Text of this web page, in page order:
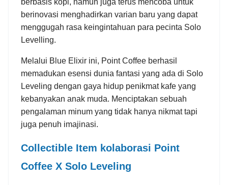
berbasis kopi, namun juga terus mencoba untuk
berinovasi menghadirkan varian baru yang dapat
menggugah rasa keingintahuan para pecinta Solo
Levelling.
Melalui Blue Elixir ini, Point Coffee berhasil
memadukan esensi dunia fantasi yang ada di Solo
Leveling dengan gaya hidup penikmat kafe yang
kebanyakan anak muda. Menciptakan sebuah
pengalaman minum yang tidak hanya nikmat tapi
juga penuh imajinasi.
Collectible Item kolaborasi Point
Coffee X Solo Leveling